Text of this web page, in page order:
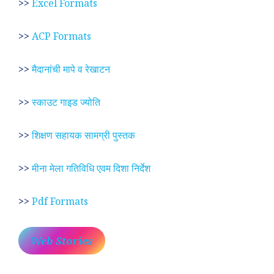
>> Excel Formats
>> ACP Formats
>>मैदानांची मापे व रेखाटन
>>स्काउट गाइड ज्योति
>>शिक्षण सहायक सामग्री पुस्तक
>>मीना मेला गतिविधि एवम दिशा निर्देश
>> Pdf Formats
Web Stories